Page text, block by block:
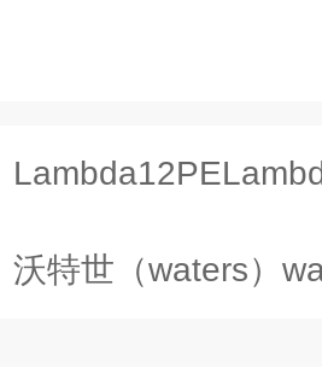
沃特世（waters）